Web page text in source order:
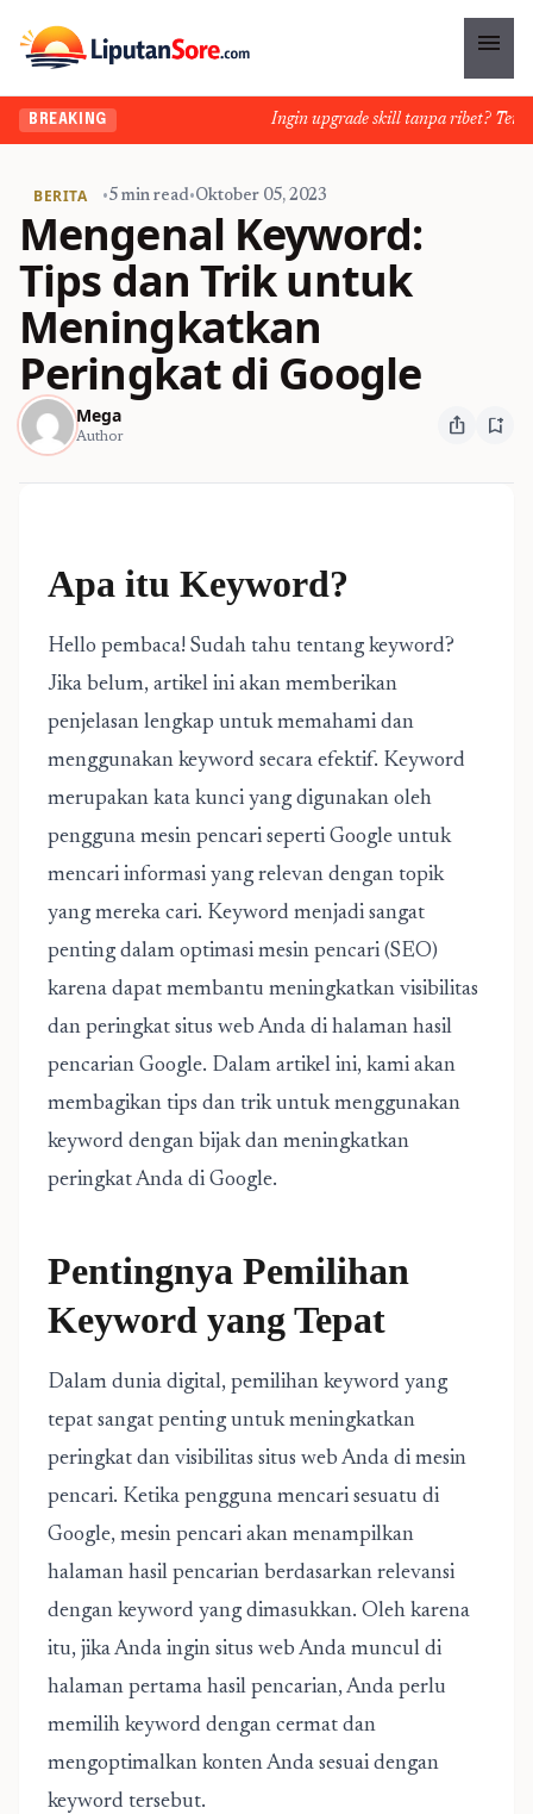
menu
BREAKING Ingin upgrade skill tanpa ribet?
BERITA •5 min read•Oktober 05, 2023
Mengenal Keyword:
Tips dan Trik untuk
Meningkatkan
Peringkat di Google
Mega
Author ios_share bookmark_add
Apa itu Keyword?
Hello pembaca! Sudah tahu tentang keyword?
Jika belum, artikel ini akan memberikan
penjelasan lengkap untuk memahami dan
menggunakan keyword secara efektif. Keyword
merupakan kata kunci yang digunakan oleh
pengguna mesin pencari seperti Google untuk
mencari informasi yang relevan dengan topik
yang mereka cari. Keyword menjadi sangat
penting dalam optimasi mesin pencari (SEO)
karena dapat membantu meningkatkan visibilitas
dan peringkat situs web Anda di halaman hasil
pencarian Google. Dalam artikel ini, kami akan
membagikan tips dan trik untuk menggunakan
keyword dengan bijak dan meningkatkan
peringkat Anda di Google.
Pentingnya Pemilihan
Keyword yang Tepat
Dalam dunia digital, pemilihan keyword yang
tepat sangat penting untuk meningkatkan
peringkat dan visibilitas situs web Anda di mesin
pencari. Ketika pengguna mencari sesuatu di
Google, mesin pencari akan menampilkan
halaman hasil pencarian berdasarkan relevansi
dengan keyword yang dimasukkan. Oleh karena
itu, jika Anda ingin situs web Anda muncul di
halaman pertama hasil pencarian, Anda perlu
memilih keyword dengan cermat dan
mengoptimalkan konten Anda sesuai dengan
keyword tersebut.